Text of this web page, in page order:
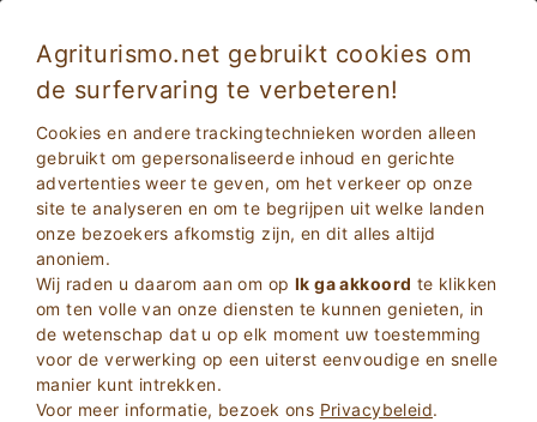
Agriturismo.net gebruikt cookies om
de surfervaring te verbeteren!
Cookies en andere trackingtechnieken worden alleen
gebruikt om gepersonaliseerde inhoud en gerichte
advertenties weer te geven, om het verkeer op onze
site te analyseren en om te begrijpen uit welke landen
onze bezoekers afkomstig zijn, en dit alles altijd
anoniem.
Wij raden u daarom aan om op Ik ga akkoord te klikken
om ten volle van onze diensten te kunnen genieten, in
de wetenschap dat u op elk moment uw toestemming
voor de verwerking op een uiterst eenvoudige en snelle
manier kunt intrekken.
Voor meer informatie, bezoek ons Privacybeleid.
Eco-vriendelijk Verblijf op Sicilië in een
biologische boerderij
2Volwassenen
0Kinderen ZOEKEN